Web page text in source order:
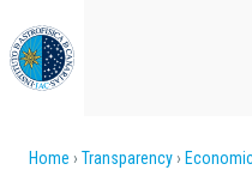
to
main
content
Breadcrumb
Home Transparency